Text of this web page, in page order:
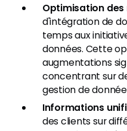
Optimisation des
d'intégration de
temps aux
données. Cette
augmentations
concentrant sur
gestion de
Informations
des clients sur